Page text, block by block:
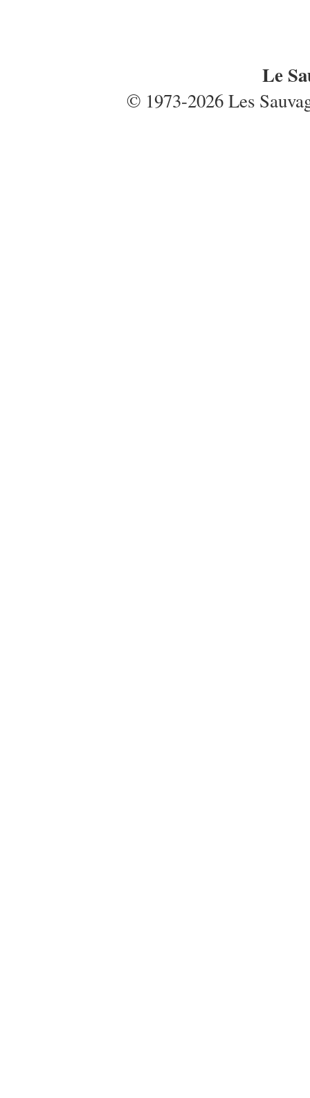
Le
© 1973-2026 Les